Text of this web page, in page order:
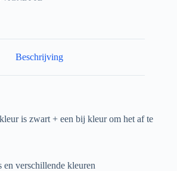
Beschrijving
is zwart + een bij kleur om het af te
en verschillende kleuren